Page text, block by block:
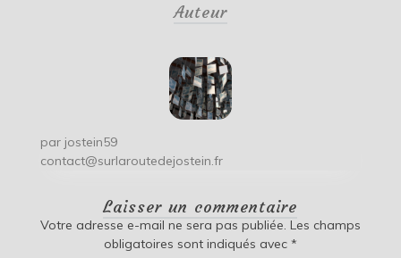
Auteur
par jostein59
contact@surlaroutedejostein.fr
Laisser un commentaire
Votre adresse e-mail ne sera pas publiée. Les champs
obligatoires sont indiqués avec *